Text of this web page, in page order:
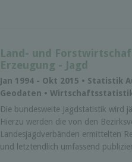
Land- und
Erzeugung - Jagd
Jan 1994 - Okt 2015 • Statistik
Geodaten •
Die bundesweite Jagdstatistik wird
Hierzu werden die von den
Landesjagdverbänden ermittelten
und letztendlich umfassend